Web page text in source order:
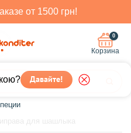
от 1500 грн!
Давайте!
0
Корзина